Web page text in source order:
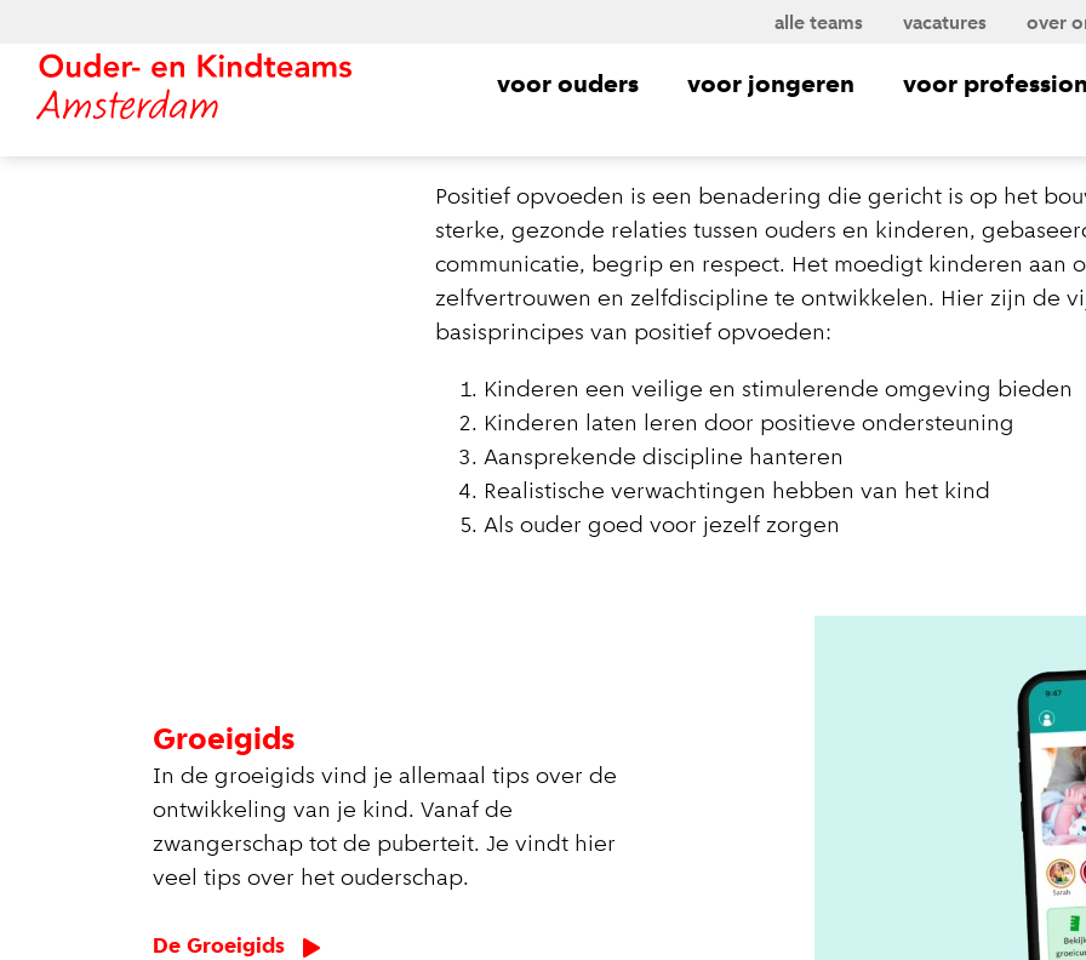
alle teams vacatures over
voor ouders voor jongeren voor
Positief opvoeden is een benadering die gericht is op het
sterke, gezonde relaties tussen ouders en kinderen,
communicatie, begrip en respect. Het moedigt kinderen aan
zelfvertrouwen en zelfdiscipline te ontwikkelen. Hier zijn de
basisprincipes van positief opvoeden:
Kinderen een veilige en stimulerende omgeving bieden
Kinderen laten leren door positieve ondersteuning
Aansprekende discipline hanteren
Realistische verwachtingen hebben van het kind
Als ouder goed voor jezelf zorgen
Groeigids
In de groeigids vind je allemaal tips over de
ontwikkeling van je kind. Vanaf de
zwangerschap tot de puberteit. Je vindt hier
veel tips over het ouderschap.
De Groeigids